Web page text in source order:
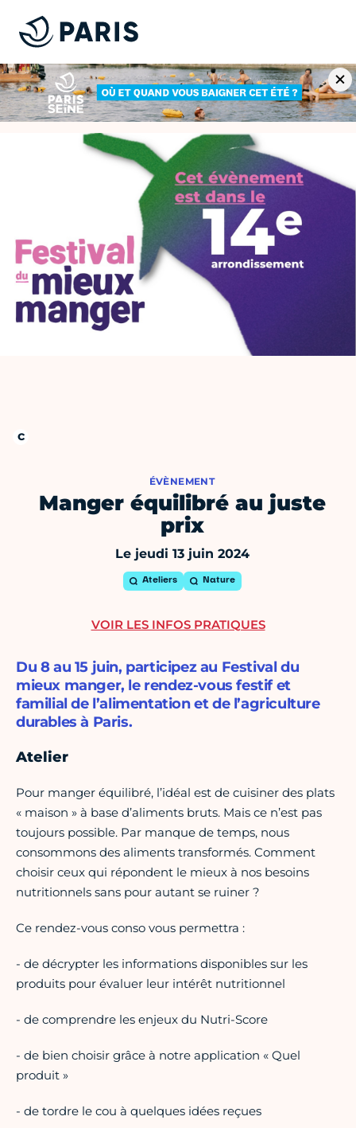
ÉVÈNEMENT
Manger équilibré au juste
prix
Le jeudi 13 juin 2024
Ateliers Nature
Du 8 au 15 juin, participez au Festival du
mieux manger, le rendez-vous festif et
familial de l’alimentation et de l’agriculture
durables à Paris.
Atelier
Pour manger équilibré, l’idéal est de cuisiner des plats
« maison » à base d’aliments bruts. Mais ce n’est pas
toujours possible. Par manque de temps, nous
consommons des aliments transformés. Comment
choisir ceux qui répondent le mieux à nos besoins
nutritionnels sans pour autant se ruiner ?
Ce rendez-vous conso vous permettra :
- de décrypter les informations disponibles sur les
produits pour évaluer leur intérêt nutritionnel
- de comprendre les enjeux du Nutri-Score
- de bien choisir grâce à notre application « Quel
produit »
- de tordre le cou à quelques idées reçues
VOIR LES INFOS PRATIQUES